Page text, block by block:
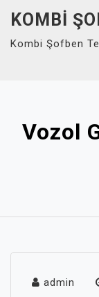
content
KOMBI
Kombi Şofben
Vozol
admin